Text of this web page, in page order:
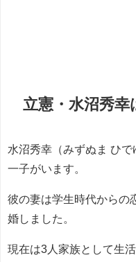
立憲・水沼秀幸
水沼秀幸（みずぬま ひ
一子がいます。
彼の妻は学生時代からの
婚しました。
現在は3人家族として生